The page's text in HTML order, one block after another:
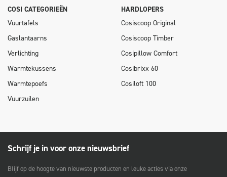
COSI CATEGORIEËN
Vuurtafels
Gaslantaarns
Verlichting
Warmtekussens
Warmtepoefs
Vuurzuilen
HARDLOPERS
Cosiscoop Original
Cosiscoop Timber
Cosipillow Comfort
Cosibrixx 60
Cosiloft 100
Schrijf je in voor onze nieuwsbrief
Blijf op de hoogte van nieuwste producten en leuke acties via onze